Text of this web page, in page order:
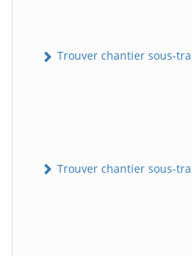
Trouver chantier sous-
Trouver chantier sous-